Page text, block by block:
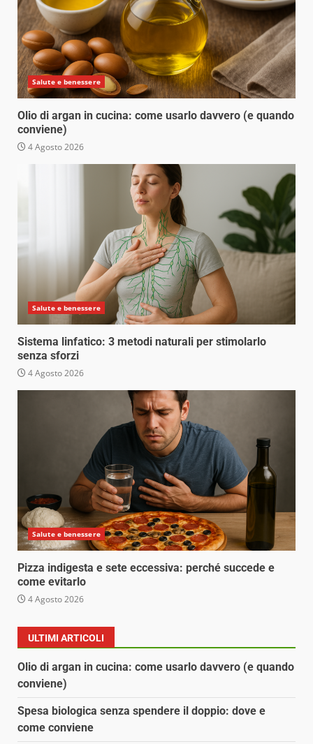
Salute e benessere
Olio di argan in cucina: come usarlo davvero (e quando
conviene)
4 Agosto 2026
Salute e benessere
Sistema linfatico: 3 metodi naturali per stimolarlo
senza sforzi
4 Agosto 2026
Salute e benessere
Pizza indigesta e sete eccessiva: perché succede e
come evitarlo
4 Agosto 2026
ULTIMI ARTICOLI
Olio di argan in cucina: come usarlo davvero (e quando
conviene)
Spesa biologica senza spendere il doppio: dove e
come conviene